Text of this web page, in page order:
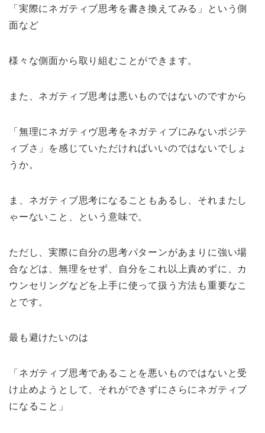
「実際にネガティブ思考を書き換えてみる」という側
面など
様々な側面から取り組むことができます。
また、ネガティブ思考は悪いものではないのですから
「無理にネガティヴ思考をネガティブにみないポジテ
ィブさ」を感じていただければいいのではないでしょ
うか。
ま、ネガティブ思考になることもあるし、それまたし
ゃーないこと、という意味で。
ただし、実際に自分の思考パターンがあまりに強い場
合などは、無理をせず、自分をこれ以上責めずに、カ
ウンセリングなどを上手に使って扱う方法も重要なこ
とです。
最も避けたいのは
「ネガティブ思考であることを悪いものではないと受
け止めようとして、それができずにさらにネガティブ
になること」